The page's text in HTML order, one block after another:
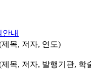
내
목, 저자, 연도)
목, 저자, 발행기관, 학